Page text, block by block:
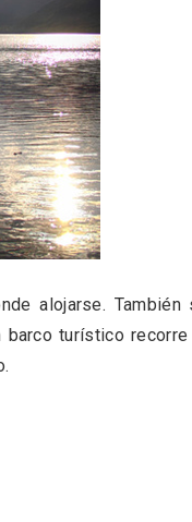
alojarse. También
barco turístico
segoviano, otra
más para
estas